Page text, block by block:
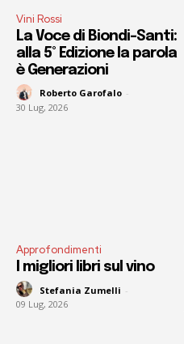
Vini Rossi
La Voce di Biondi-Santi:
alla 5° Edizione la parola
è Generazioni
Roberto Garofalo -
30 Lug, 2026
Approfondimenti
I migliori libri sul vino
Stefania Zumelli -
09 Lug, 2026